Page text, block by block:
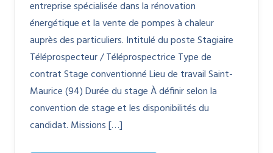
entreprise spécialisée dans la rénovation
énergétique et la vente de pompes à chaleur
auprès des particuliers. Intitulé du poste Stagiaire
Téléprospecteur / Téléprospectrice Type de
contrat Stage conventionné Lieu de travail Saint-
Maurice (94) Durée du stage À définir selon la
convention de stage et les disponibilités du
candidat. Missions […]